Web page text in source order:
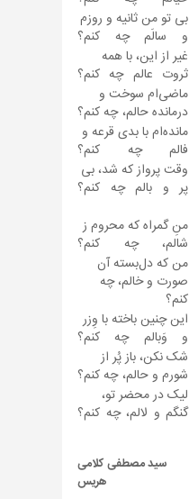
بی تو من ثانیه و روزم
و سالَم چه کنم؟
غیر از این، با همه
ثروت عالم چه کنم؟
ماضی‌ام سوخت و
درمانده حالم، چه کنم؟
مانده‌ام با بدی قرعه و
فالم چه کنم؟
وقت پرواز که شد، بی
پر و بالم چه کنم؟
منِ گمراه که محروم ز
شالم، چه کنم؟
من که دل‌بسته آن
صورت و خالم، چه
کنم؟
این چنین باخته با وِزر
و وَبالم چه کنم؟
شک نکن، باز پُر از
شورم و حالم، چه کنم؟
لیک در محضر تو،
گنگم و لالم، چه کنم؟
سید مصطفی کلامی
هریس